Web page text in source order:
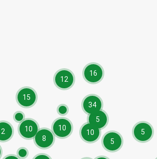
8
2
34
12
15
10
10
16
10
5
5
5